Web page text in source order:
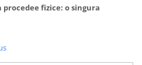
fizice: o singura